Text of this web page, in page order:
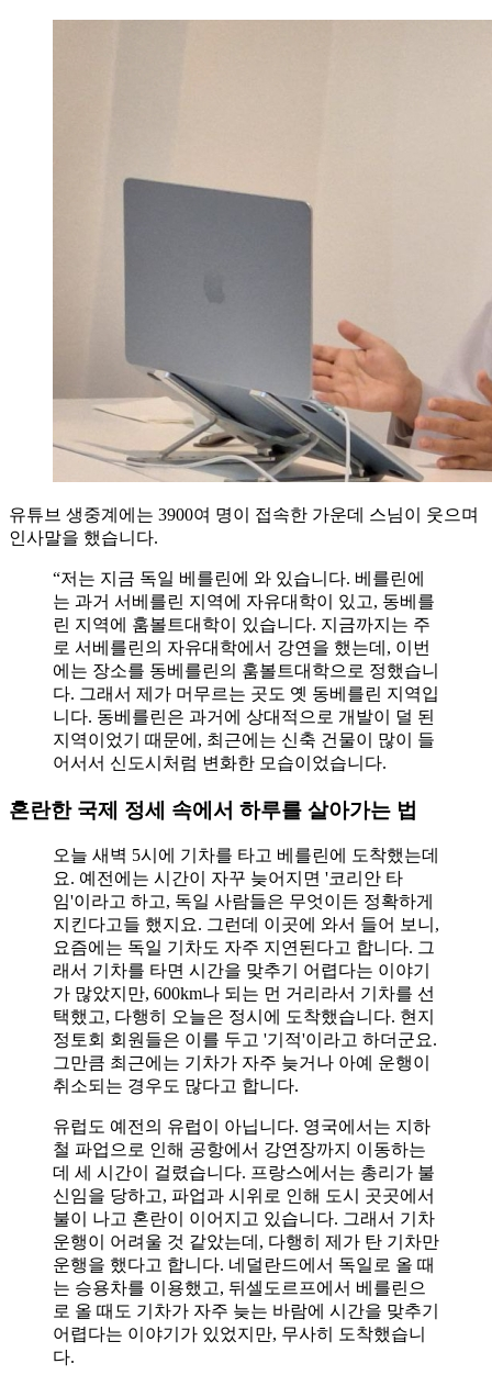
유튜브 생중계에는 3900여 명이 접속한 가운데 스님이 웃으며
인사말을 했습니다.
“저는 지금 독일 베를린에 와 있습니다. 베를린에
는 과거 서베를린 지역에 자유대학이 있고, 동베를
린 지역에 훔볼트대학이 있습니다. 지금까지는 주
로 서베를린의 자유대학에서 강연을 했는데, 이번
에는 장소를 동베를린의 훔볼트대학으로 정했습니
다. 그래서 제가 머무르는 곳도 옛 동베를린 지역입
니다. 동베를린은 과거에 상대적으로 개발이 덜 된
지역이었기 때문에, 최근에는 신축 건물이 많이 들
어서서 신도시처럼 변화한 모습이었습니다.
혼란한 국제 정세 속에서 하루를 살아가는 법
오늘 새벽 5시에 기차를 타고 베를린에 도착했는데
요. 예전에는 시간이 자꾸 늦어지면 '코리안 타
임'이라고 하고, 독일 사람들은 무엇이든 정확하게
지킨다고들 했지요. 그런데 이곳에 와서 들어 보니,
요즘에는 독일 기차도 자주 지연된다고 합니다. 그
래서 기차를 타면 시간을 맞추기 어렵다는 이야기
가 많았지만, 600km나 되는 먼 거리라서 기차를 선
택했고, 다행히 오늘은 정시에 도착했습니다. 현지
정토회 회원들은 이를 두고 '기적'이라고 하더군요.
그만큼 최근에는 기차가 자주 늦거나 아예 운행이
취소되는 경우도 많다고 합니다.
유럽도 예전의 유럽이 아닙니다. 영국에서는 지하
철 파업으로 인해 공항에서 강연장까지 이동하는
데 세 시간이 걸렸습니다. 프랑스에서는 총리가 불
신임을 당하고, 파업과 시위로 인해 도시 곳곳에서
불이 나고 혼란이 이어지고 있습니다. 그래서 기차
운행이 어려울 것 같았는데, 다행히 제가 탄 기차만
운행을 했다고 합니다. 네덜란드에서 독일로 올 때
는 승용차를 이용했고, 뒤셀도르프에서 베를린으
로 올 때도 기차가 자주 늦는 바람에 시간을 맞추기
어렵다는 이야기가 있었지만, 무사히 도착했습니
다.